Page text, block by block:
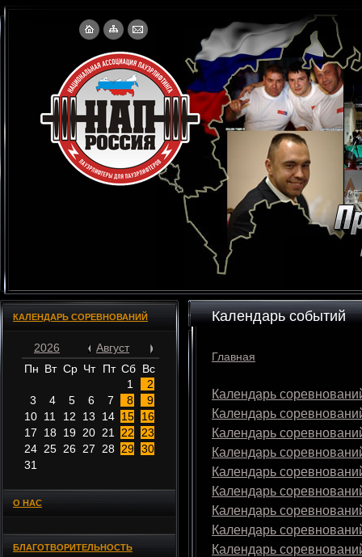
КАЛЕНДАРЬ СОРЕВНОВАНИЙ
2026
Август
Пн Вт Ср Чт Пт Сб Вс
1
2
3
4 5 6 7 8
9
10 11 12 13 14 15
16
17
18 19 20 21 22
23
24 25 26 27 28 29 30
31
О НАС
БЛАГОТВОРИТЕЛЬНОСТЬ
Календарь событий
Главная
Календарь
Календарь
Календарь
Календарь
Календарь
Календарь
Календарь
Календарь
Календарь